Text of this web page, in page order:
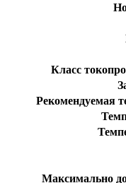
Класс
Рекомендуемая
Максимально